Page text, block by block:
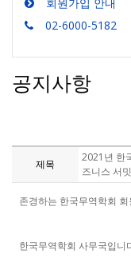
02-6000-5182
공지사항
제목
2021년 한
즈니스 서
존경하는 한국무역학회
한국무역학회 사무국입니